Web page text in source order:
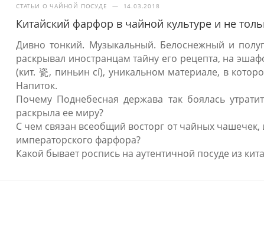
СТАТЬИ О ЧАЙНОЙ ПОСУДЕ — 14.03.2018
Китайский фарфор в чайной культуре и не
Дивно тонкий. Музыкальный. Белоснежный и
раскрывал иностранцам тайну его рецепта, на
(кит. 瓷, пиньин cí), уникальном материале, в
Напиток.
Почему Поднебесная держава так боялась
раскрыла ее миру?
С чем связан всеобщий восторг от чайных чашечек,
императорского фарфора?
Какой бывает роспись на аутентичной посуде из